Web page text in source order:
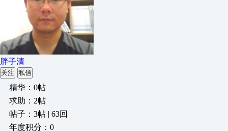
胖子清
关注 私信
精华：0帖
求助：2帖
帖子：3帖 | 63回
年度积分：0